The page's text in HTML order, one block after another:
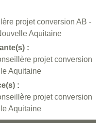
projet conversion AB -
Aquitaine
:
projet conversion
Aquitaine
:
projet conversion
Aquitaine